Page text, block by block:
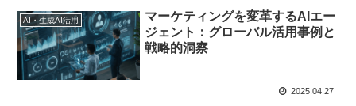
AI・生成AI活用
マーケティングを変革するAIエー
ジェント：グローバル活用事例と
戦略的洞察
2025.04.27